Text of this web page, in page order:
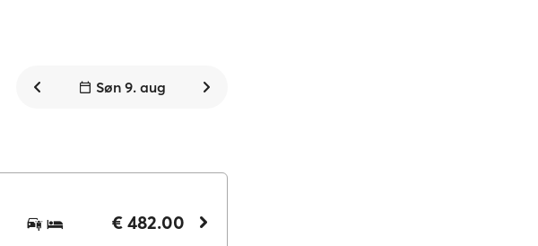
Søn 9. aug
€ 482.00